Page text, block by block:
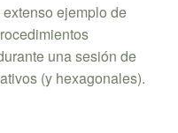
ejemplo de
una sesión de
(y hexagonales).